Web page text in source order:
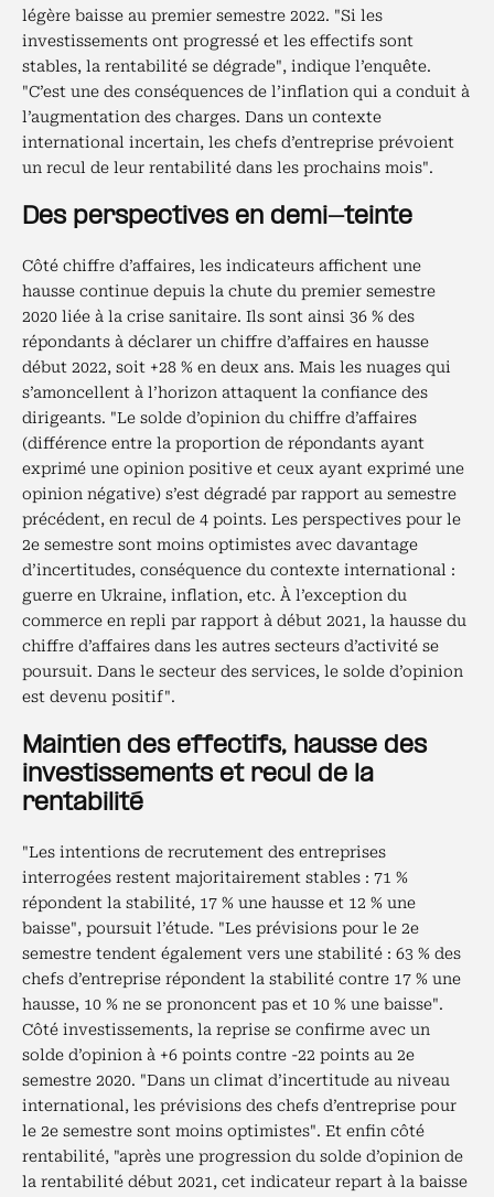
légère baisse au premier semestre 2022. "Si les
investissements ont progressé et les effectifs sont
stables, la rentabilité se dégrade", indique l’enquête.
"C’est une des conséquences de l’inflation qui a conduit à
l’augmentation des charges. Dans un contexte
international incertain, les chefs d’entreprise prévoient
un recul de leur rentabilité dans les prochains mois".
Des perspectives en demi-teinte
Côté chiffre d’affaires, les indicateurs affichent une
hausse continue depuis la chute du premier semestre
2020 liée à la crise sanitaire. Ils sont ainsi 36 % des
répondants à déclarer un chiffre d’affaires en hausse
début 2022, soit +28 % en deux ans. Mais les nuages qui
s’amoncellent à l’horizon attaquent la confiance des
dirigeants. "Le solde d’opinion du chiffre d’affaires
(différence entre la proportion de répondants ayant
exprimé une opinion positive et ceux ayant exprimé une
opinion négative) s’est dégradé par rapport au semestre
précédent, en recul de 4 points. Les perspectives pour le
2e semestre sont moins optimistes avec davantage
d’incertitudes, conséquence du contexte international :
guerre en Ukraine, inflation, etc. À l’exception du
commerce en repli par rapport à début 2021, la hausse du
chiffre d’affaires dans les autres secteurs d’activité se
poursuit. Dans le secteur des services, le solde d’opinion
est devenu positif".
Maintien des effectifs, hausse des
investissements et recul de la
rentabilité
"Les intentions de recrutement des entreprises
interrogées restent majoritairement stables : 71 %
répondent la stabilité, 17 % une hausse et 12 % une
baisse", poursuit l’étude. "Les prévisions pour le 2e
semestre tendent également vers une stabilité : 63 % des
chefs d’entreprise répondent la stabilité contre 17 % une
hausse, 10 % ne se prononcent pas et 10 % une baisse".
Côté investissements, la reprise se confirme avec un
solde d’opinion à +6 points contre -22 points au 2e
semestre 2020. "Dans un climat d’incertitude au niveau
international, les prévisions des chefs d’entreprise pour
le 2e semestre sont moins optimistes". Et enfin côté
rentabilité, "après une progression du solde d’opinion de
la rentabilité début 2021, cet indicateur repart à la baisse